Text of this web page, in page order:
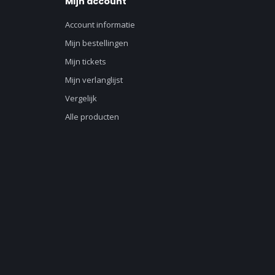
Account informatie
Mijn bestellingen
Mijn tickets
Mijn verlanglijst
Vergelijk
Alle producten